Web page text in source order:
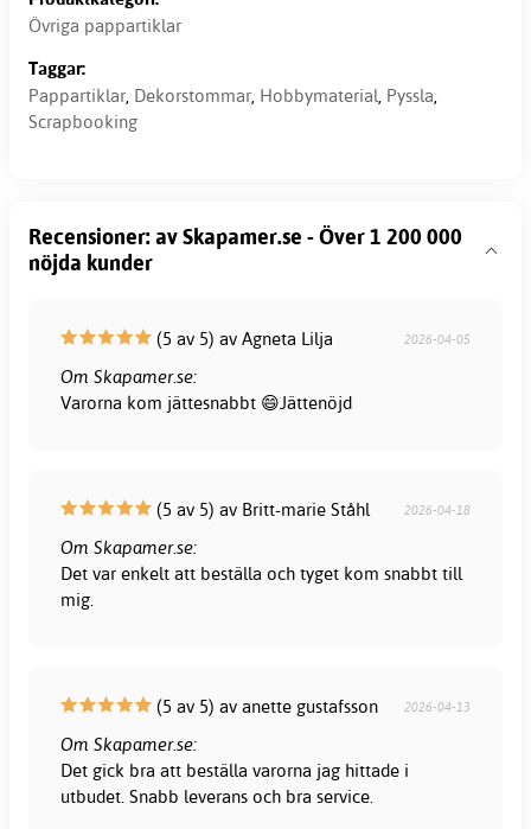
Övriga pappartiklar
Taggar:
Pappartiklar, Dekorstommar, Hobbymaterial, Pyssla,
Scrapbooking
Recensioner: av Skapamer.se - Över 1 200 000
nöjda kunder
(5 av 5) av Agneta Lilja 2026-04-05
Om Skapamer.se:
Varorna kom jättesnabbt 😄Jättenöjd
(5 av 5) av Britt-marie Ståhl 2026-04-18
Om Skapamer.se:
Det var enkelt att beställa och tyget kom snabbt till
mig.
(5 av 5) av anette gustafsson 2026-04-13
Om Skapamer.se:
Det gick bra att beställa varorna jag hittade i
utbudet. Snabb leverans och bra service.